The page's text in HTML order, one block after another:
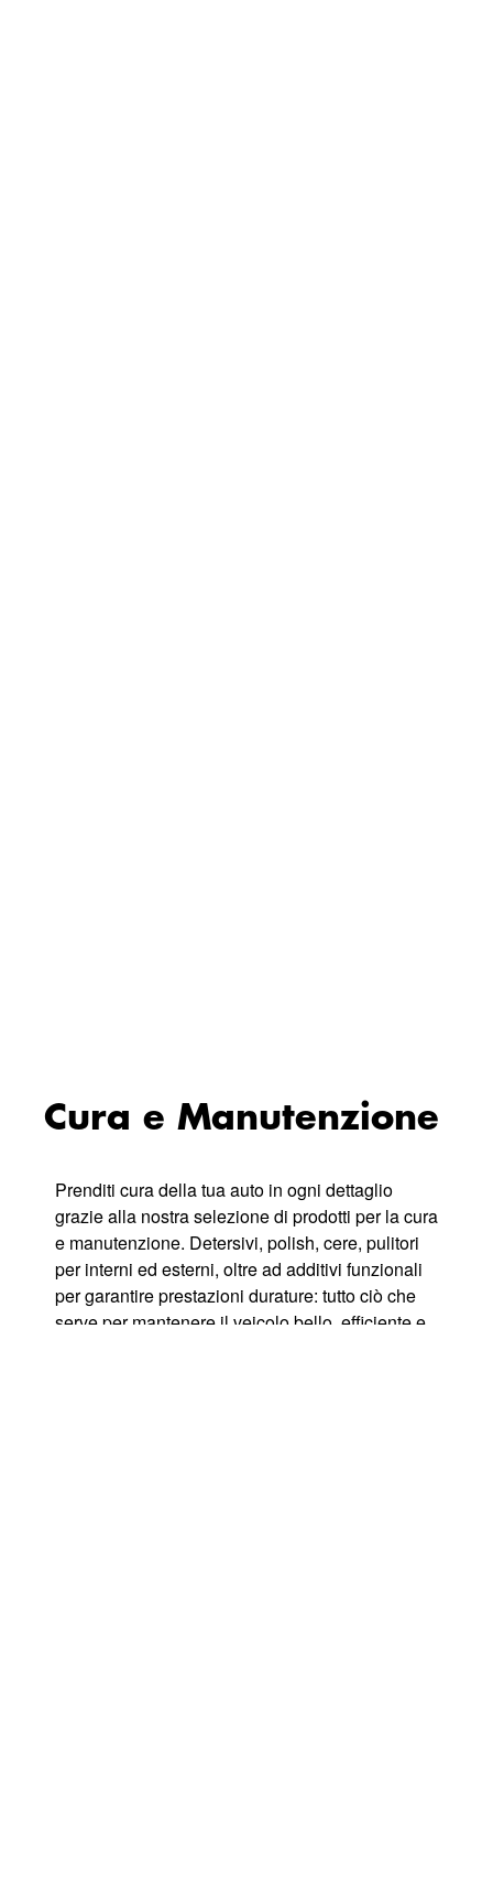
Cura e Manutenzione
Prenditi cura della tua auto in ogni dettaglio
grazie alla nostra selezione di prodotti per la cura
e manutenzione. Detersivi, polish, cere, pulitori
per interni ed esterni, oltre ad additivi funzionali
per garantire prestazioni durature: tutto ciò che
serve per mantenere il veicolo bello, efficiente e